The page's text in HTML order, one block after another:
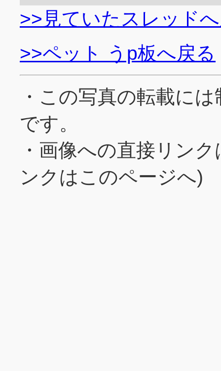
>>見ていたスレッド
>>ペット うp板へ戻る
・この写真の転載に
です。
・画像への直接リン
ンクはこのページへ)